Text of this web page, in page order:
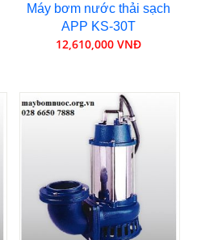
Máy bơm nước thải sạch
APP KS-30T
12,610,000 VNĐ